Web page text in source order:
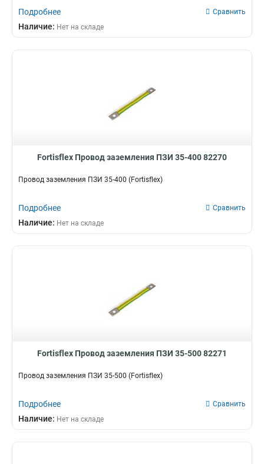
Подробнее Сравнить
Наличие: Нет на складе
Fortisflex Провод заземления ПЗИ 35-400 82270
Провод заземления ПЗИ 35-400 (Fortisflex)
Подробнее Сравнить
Наличие: Нет на складе
Fortisflex Провод заземления ПЗИ 35-500 82271
Провод заземления ПЗИ 35-500 (Fortisflex)
Подробнее Сравнить
Наличие: Нет на складе